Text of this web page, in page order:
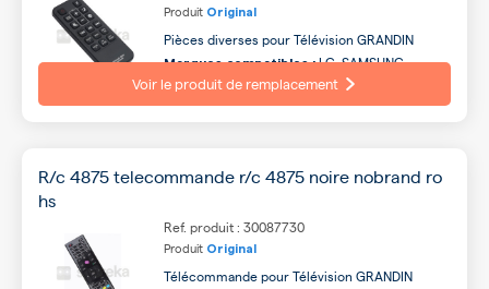
Produit Original
Pièces diverses pour Télévision GRANDIN
Marques compatibles :LG, SAMSUNG,
CONTINENTAL EDISON, AYA, SABA, OCEANIC,
LISTO, PHILIPS, PANASONIC, ESSENTIEL B ...
Voir le produit de remplacement
R/c 4875 telecommande r/c 4875 noire nobrand ro
hs
Ref. produit : 30087730
Produit Original
Télécommande pour Télévision GRANDIN